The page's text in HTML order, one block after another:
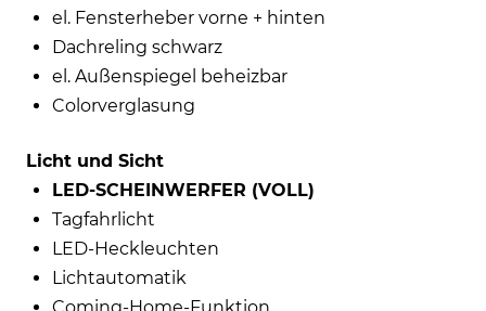
el. Fensterheber vorne + hinten
Dachreling schwarz
el. Außenspiegel beheizbar
Colorverglasung
Licht und Sicht
LED-SCHEINWERFER (VOLL)
Tagfahrlicht
LED-Heckleuchten
Lichtautomatik
Coming-Home-Funktion